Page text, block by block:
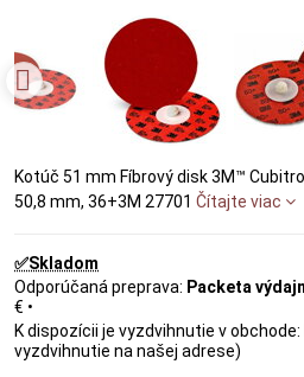
Kotúč 51 mm Fíbrový disk 3M™
50,8 mm, 36+3M 27701 Čítajte viac
✅Skladom
Packeta
€ •
vyzdvihnutie na našej adrese)